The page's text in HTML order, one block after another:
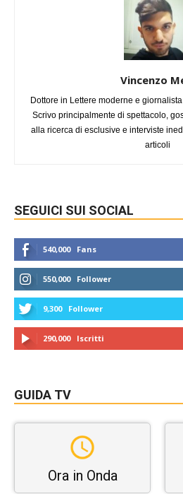
Vincenzo
Dottore in Lettere moderne e
Scrivo principalmente di spettacolo,
alla ricerca di esclusive e interviste
articoli
SEGUICI SUI SOCIAL
540,000 Fans
550,000 Follower
9,300 Follower
290,000 Iscritti
GUIDA TV
Ora in Onda